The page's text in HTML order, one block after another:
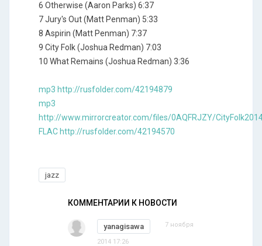
6 Otherwise (Aaron Parks) 6:37
7 Jury's Out (Matt Penman) 5:33
8 Aspirin (Matt Penman) 7:37
9 City Folk (Joshua Redman) 7:03
10 What Remains (Joshua Redman) 3:36
mp3 http://rusfolder.com/42194879
mp3
http://www.mirrorcreator.com/files/0AQFRJZY/
FLAC http://rusfolder.com/42194570
jazz
КОММЕНТАРИИ К НОВОСТИ
yanagisawa 7 ноября
2014 17:26